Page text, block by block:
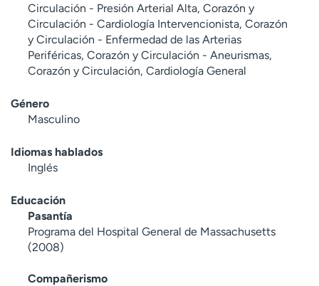
Circulación - Presión Arterial Alta, Corazón y
Circulación - Cardiología Intervencionista, Corazón
y Circulación - Enfermedad de las Arterias
Periféricas, Corazón y Circulación - Aneurismas,
Corazón y Circulación, Cardiología General
Género
Masculino
Idiomas hablados
Inglés
Educación
Pasantía
Programa del Hospital General de Massachusetts
(2008)
Compañerismo